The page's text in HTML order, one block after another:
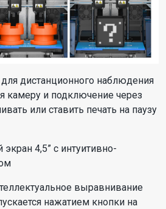
дистанционного наблюдения
камеру и подключение через
или ставить печать на паузу
4,5” с интуитивно-
выравнивание
нажатием кнопки на